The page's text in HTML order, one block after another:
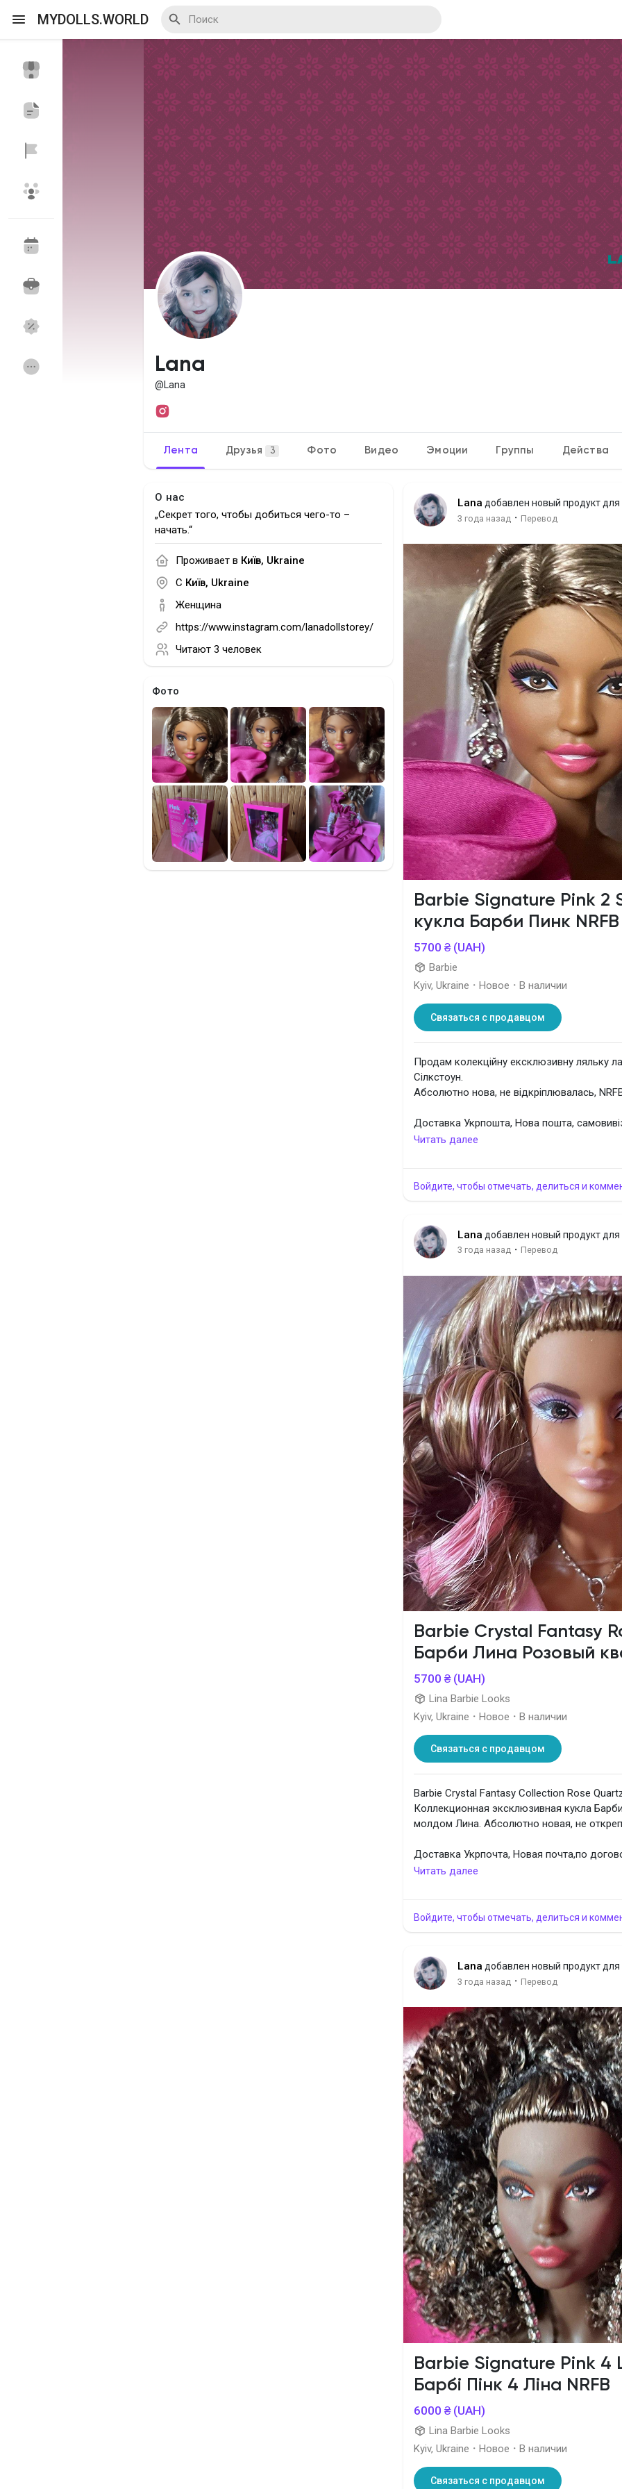
MYDOLLS.WORLD
Я организатор
Мои группы
Акции
Форумы
Игры
Lana
@Lana
Лента Друзья 3 Фото Видео Эмоции Группы Действа
О нас
„Секрет того, чтобы добиться чего-то –
начать.“
Проживает в Київ, Ukraine
С Київ, Ukraine
Женщина
https://www.instagram.com/lanadollstorey/
Читают 3 человек
Фото
Lana добавлен новый продукт
3 года назад · Перевод
Barbie Signature Pink 2
кукла Барби Пинк NRFB
5700 ₴ (UAH)
Barbie
Kyiv, Ukraine · Новое · В наличии
Связаться с продавцом
Продам колекційну ексклюзивну ляльку
Сілкстоун.
Абсолютно нова, не відкріплювалась,
Доставка Укрпошта, Нова пошта,
250 грн.
Читать далее
Войдите, чтобы отмечать, делиться и
Lana добавлен новый продукт
3 года назад · Перевод
Barbie Crystal Fantasy
Барби Лина Розовый
5700 ₴ (UAH)
Lina Barbie Looks
Kyiv, Ukraine · Новое · В наличии
Связаться с продавцом
Barbie Crystal Fantasy Collection Rose
Коллекционная эксклюзивная кукла
молдом Лина. Абсолютно новая, не
Доставка Укрпочта, Новая почта,по
платежом отправляю с предоплатой 300
Читать далее
Войдите, чтобы отмечать, делиться и
Lana добавлен новый продукт
3 года назад · Перевод
Barbie Signature Pink 4
Барбі Пінк 4 Ліна NRFB
6000 ₴ (UAH)
Lina Barbie Looks
Kyiv, Ukraine · Новое · В наличии
Связаться с продавцом